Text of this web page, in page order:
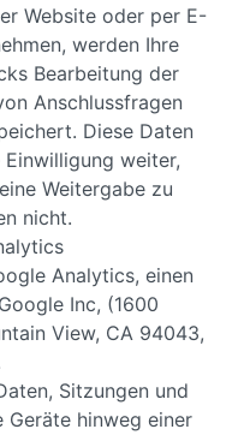
Website oder per E-
werden Ihre
Bearbeitung der
Anschlussfragen
Diese Daten
weiter,
Weitergabe zu
nicht.
Analytics, einen
Inc, (1600
View, CA 94043,
Sitzungen und
Geräte hinweg einer